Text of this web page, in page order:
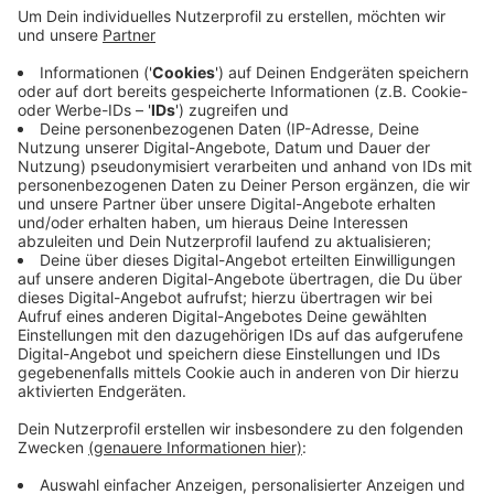
Das Probetraining startet um 18:30 Uhr auf der
Platzanlage des PSV Bork.
Eine kurze Anmeldung bei Mike Krause per WhatsApp
unter der Nummer0171-4801119wird gewünscht.
HIERgeht es zur Homepage der Heavy Kickers.
Anzeige
Anzeige